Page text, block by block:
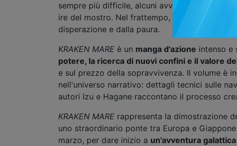
sempre più difficile, alcuni avventurieri
ire del mostro. Nel frattempo, c'è chi ha
disperazione e dalla paura.
KRAKEN MARE è un manga d'azione intenso e
potere, la ricerca di nuovi confini e il valore
e sul prezzo della sopravvivenza. Il volume è
nell'universo narrativo: dettagli tecnici sulle
autori Izu e Hagane raccontano il processo
KRAKEN MARE rappresenta la dimostrazione
uno straordinario ponte tra Europa e
marzo, per dare inizio a un'avventura galattica